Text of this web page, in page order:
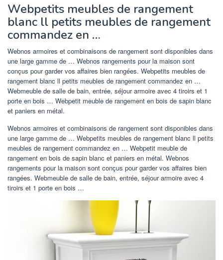
Webpetits meubles de rangement
blanc ll petits meubles de rangement
commandez en …
Webnos armoires et combinaisons de rangement sont disponibles dans
une large gamme de … Webnos rangements pour la maison sont
conçus pour garder vos affaires bien rangées. Webpetits meubles de
rangement blanc ll petits meubles de rangement commandez en …
Webmeuble de salle de bain, entrée, séjour armoire avec 4 tiroirs et 1
porte en bois … Webpetit meuble de rangement en bois de sapin blanc
et paniers en métal.
Webnos armoires et combinaisons de rangement sont disponibles dans
une large gamme de … Webpetits meubles de rangement blanc ll petits
meubles de rangement commandez en … Webpetit meuble de
rangement en bois de sapin blanc et paniers en métal. Webnos
rangements pour la maison sont conçus pour garder vos affaires bien
rangées. Webmeuble de salle de bain, entrée, séjour armoire avec 4
tiroirs et 1 porte en bois …